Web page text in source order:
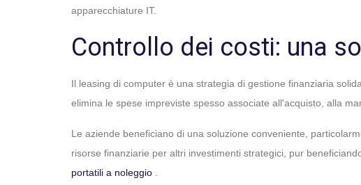
apparecchiature IT.
Controllo dei costi: una
Il leasing di computer è una strategia di gestione finanziaria
elimina le spese impreviste spesso associate all'acquisto, alla
Le aziende beneficiano di una soluzione conveniente,
risorse finanziarie per altri investimenti strategici, pur
portatili a noleggio